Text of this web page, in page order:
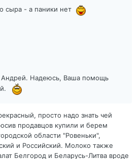
сыра - а паники нет
Андрей. Надеюсь, Ваша помощь
просто надо знать чей
продавцов купили и берем
области "Ровеньки",
и Российский. Молоко также
Белгород и Беларусь-Литва вроде